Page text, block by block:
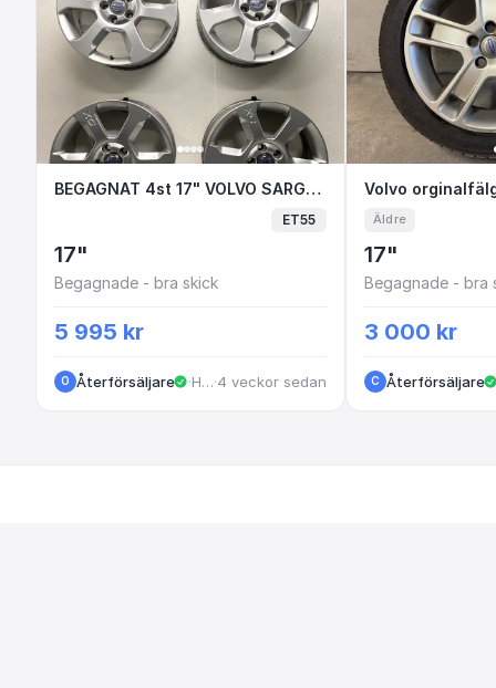
BEGAGNAT 4st 17" VOLVO SARGAS
BEGAGNAT 4st 17" VOLVO SARGAS XC70 Alufälgar 30714025 5x108 7.5x17 ET55 63.4
ET55
17"
Begagnade - bra skick
5 995 kr
O Återförsäljare · Huskvarna·4 veckor sedan
Volvo
Volvo
Äldre
17"
Begagnade - bra
3 000 kr
C Återförsäljare